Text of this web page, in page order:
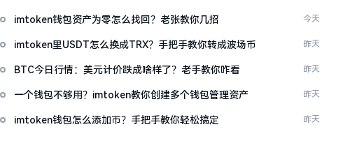
imtoken钱包资产为零怎么找回？老张教你几招 今天
imtoken里USDT怎么换成TRX？手把手教你转成波场币 昨天
BTC今日行情：美元计价跌成啥样了？老手教你咋看 昨天
一个钱包不够用？imtoken教你创建多个钱包管理资产 昨天
imtoken钱包怎么添加币？手把手教你轻松搞定 昨天